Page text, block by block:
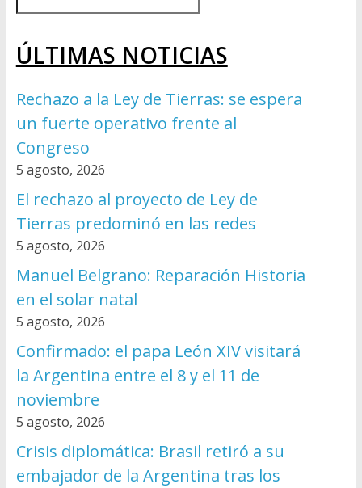
ÚLTIMAS NOTICIAS
Rechazo a la Ley de Tierras: se espera
un fuerte operativo frente al
Congreso
5 agosto, 2026
El rechazo al proyecto de Ley de
Tierras predominó en las redes
5 agosto, 2026
Manuel Belgrano: Reparación Historia
en el solar natal
5 agosto, 2026
Confirmado: el papa León XIV visitará
la Argentina entre el 8 y el 11 de
noviembre
5 agosto, 2026
Crisis diplomática: Brasil retiró a su
embajador de la Argentina tras los